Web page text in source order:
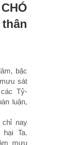
bậc
sát
Tỷ-
luận,
chỉ nay
Ta.
mưu